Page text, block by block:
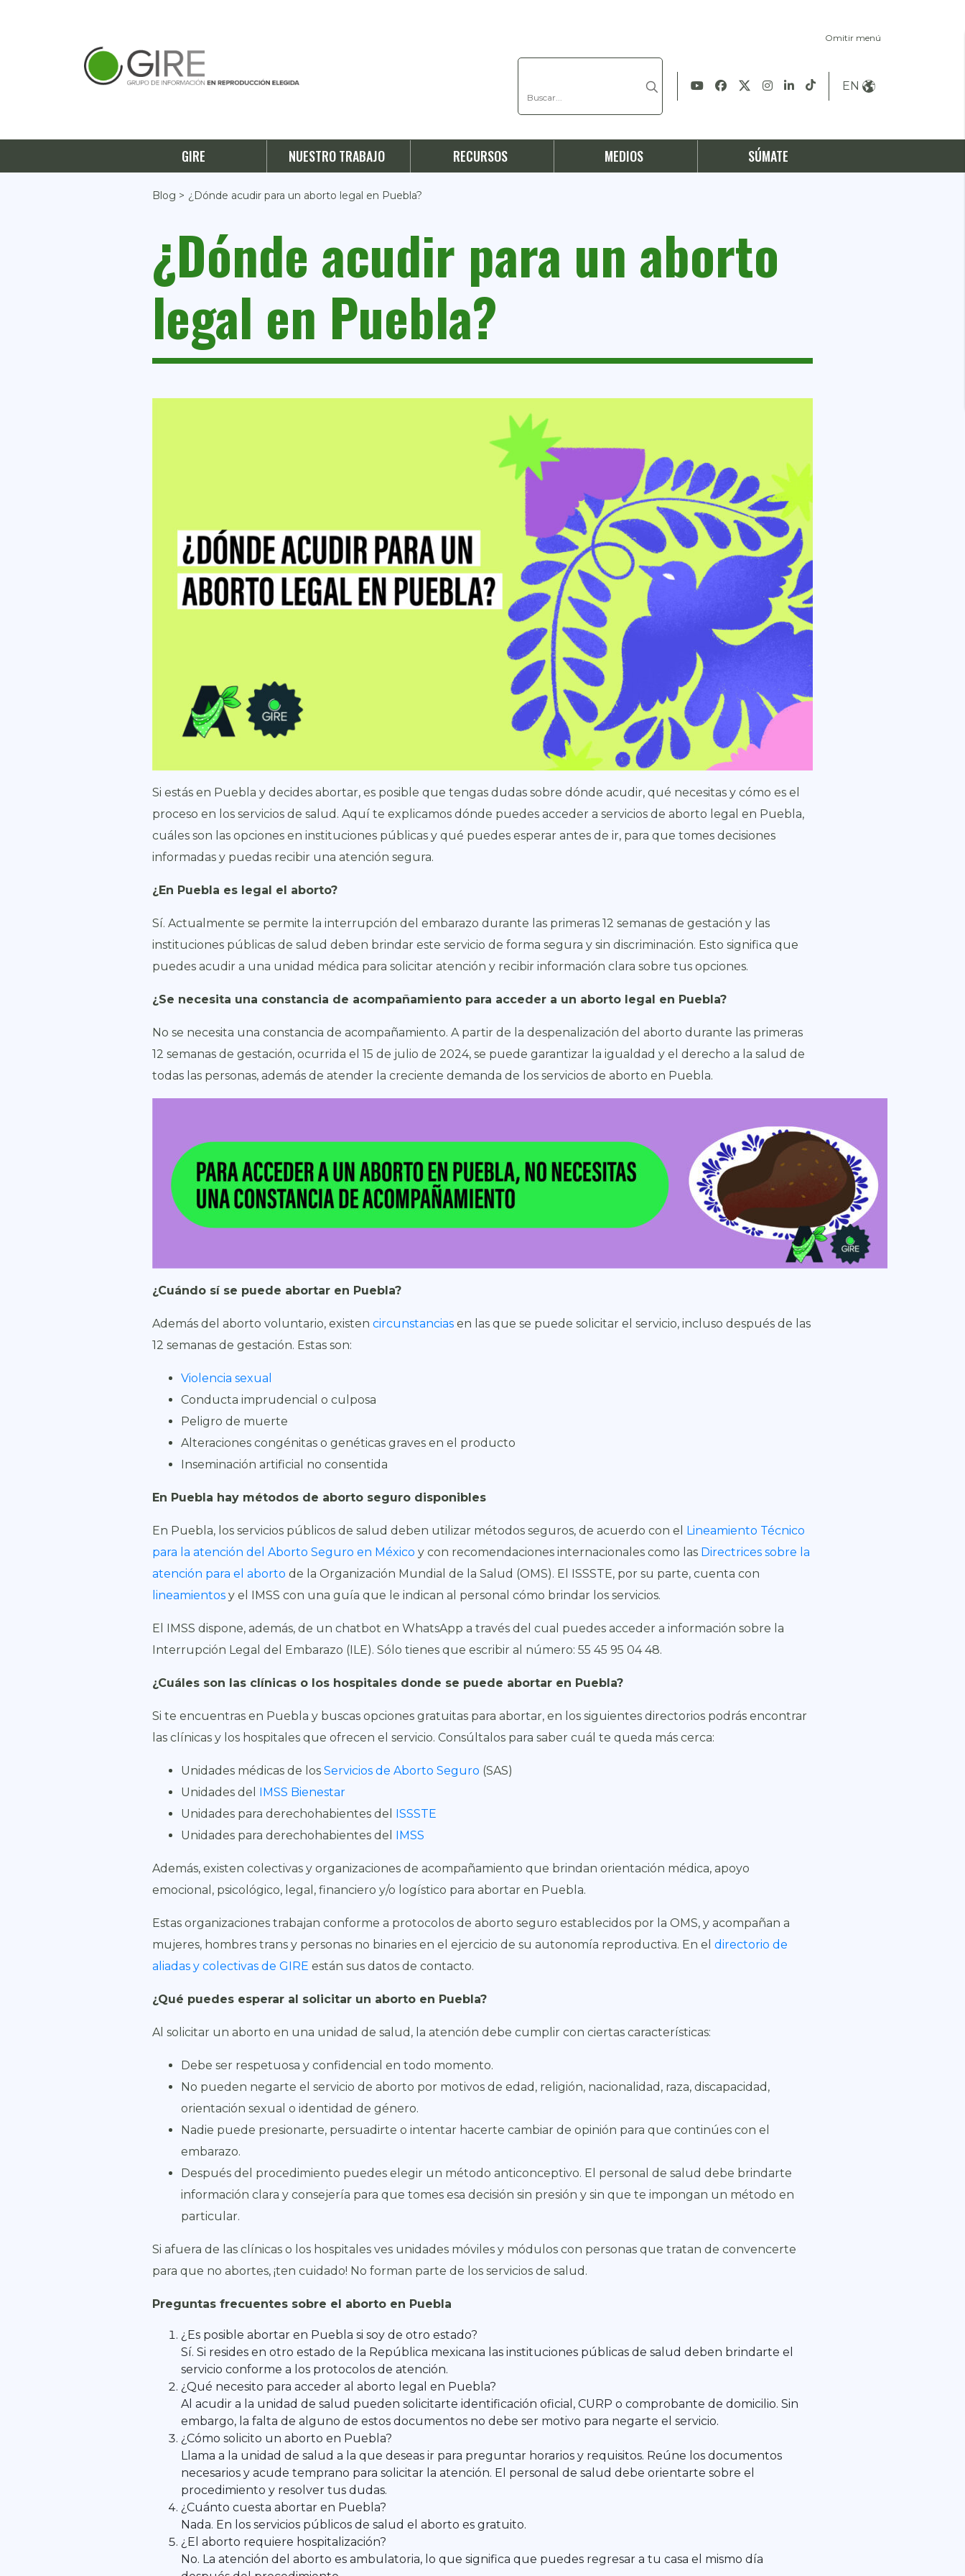
Omitir menú
EN
GIRE NUESTRO TRABAJO RECURSOS MEDIOS SÚMATE
Blog > ¿Dónde acudir para un aborto legal en Puebla?
¿Dónde acudir para un aborto
legal en Puebla?
Si estás en Puebla y decides abortar, es posible que tengas dudas sobre dónde acudir, qué necesitas y cómo es el
proceso en los servicios de salud. Aquí te explicamos dónde puedes acceder a servicios de aborto legal en Puebla,
cuáles son las opciones en instituciones públicas y qué puedes esperar antes de ir, para que tomes decisiones
informadas y puedas recibir una atención segura.
¿En Puebla es legal el aborto?
Sí. Actualmente se permite la interrupción del embarazo durante las primeras 12 semanas de gestación y las
instituciones públicas de salud deben brindar este servicio de forma segura y sin discriminación. Esto significa que
puedes acudir a una unidad médica para solicitar atención y recibir información clara sobre tus opciones.
¿Se necesita una constancia de acompañamiento para acceder a un aborto legal en Puebla?
No se necesita una constancia de acompañamiento. A partir de la despenalización del aborto durante las primeras
12 semanas de gestación, ocurrida el 15 de julio de 2024, se puede garantizar la igualdad y el derecho a la salud de
todas las personas, además de atender la creciente demanda de los servicios de aborto en Puebla.
¿Cuándo sí se puede abortar en Puebla?
Además del aborto voluntario, existen circunstancias en las que se puede solicitar el servicio, incluso después de las
12 semanas de gestación. Estas son:
Violencia sexual
Conducta imprudencial o culposa
Peligro de muerte
Alteraciones congénitas o genéticas graves en el producto
Inseminación artificial no consentida
En Puebla hay métodos de aborto seguro disponibles
En Puebla, los servicios públicos de salud deben utilizar métodos seguros, de acuerdo con el Lineamiento Técnico
para la atención del Aborto Seguro en México y con recomendaciones internacionales como las Directrices sobre la
atención para el aborto de la Organización Mundial de la Salud (OMS). El ISSSTE, por su parte, cuenta con
lineamientos y el IMSS con una guía que le indican al personal cómo brindar los servicios.
El IMSS dispone, además, de un chatbot en WhatsApp a través del cual puedes acceder a información sobre la
Interrupción Legal del Embarazo (ILE). Sólo tienes que escribir al número: 55 45 95 04 48.
¿Cuáles son las clínicas o los hospitales donde se puede abortar en Puebla?
Si te encuentras en Puebla y buscas opciones gratuitas para abortar, en los siguientes directorios podrás encontrar
las clínicas y los hospitales que ofrecen el servicio. Consúltalos para saber cuál te queda más cerca:
Unidades médicas de los Servicios de Aborto Seguro (SAS)
Unidades del IMSS Bienestar
Unidades para derechohabientes del ISSSTE
Unidades para derechohabientes del IMSS
Además, existen colectivas y organizaciones de acompañamiento que brindan orientación médica, apoyo
emocional, psicológico, legal, financiero y/o logístico para abortar en Puebla.
Estas organizaciones trabajan conforme a protocolos de aborto seguro establecidos por la OMS, y acompañan a
mujeres, hombres trans y personas no binaries en el ejercicio de su autonomía reproductiva. En el directorio de
aliadas y colectivas de GIRE están sus datos de contacto.
¿Qué puedes esperar al solicitar un aborto en Puebla?
Al solicitar un aborto en una unidad de salud, la atención debe cumplir con ciertas características:
Debe ser respetuosa y confidencial en todo momento.
No pueden negarte el servicio de aborto por motivos de edad, religión, nacionalidad, raza, discapacidad,
orientación sexual o identidad de género.
Nadie puede presionarte, persuadirte o intentar hacerte cambiar de opinión para que continúes con el
embarazo.
Después del procedimiento puedes elegir un método anticonceptivo. El personal de salud debe brindarte
información clara y consejería para que tomes esa decisión sin presión y sin que te impongan un método en
particular.
Si afuera de las clínicas o los hospitales ves unidades móviles y módulos con personas que tratan de convencerte
para que no abortes, ¡ten cuidado! No forman parte de los servicios de salud.
Preguntas frecuentes sobre el aborto en Puebla
¿Es posible abortar en Puebla si soy de otro estado?
Sí. Si resides en otro estado de la República mexicana las instituciones públicas de salud deben brindarte el
servicio conforme a los protocolos de atención.
¿Qué necesito para acceder al aborto legal en Puebla?
Al acudir a la unidad de salud pueden solicitarte identificación oficial, CURP o comprobante de domicilio. Sin
embargo, la falta de alguno de estos documentos no debe ser motivo para negarte el servicio.
¿Cómo solicito un aborto en Puebla?
Llama a la unidad de salud a la que deseas ir para preguntar horarios y requisitos. Reúne los documentos
necesarios y acude temprano para solicitar la atención. El personal de salud debe orientarte sobre el
procedimiento y resolver tus dudas.
¿Cuánto cuesta abortar en Puebla?
Nada. En los servicios públicos de salud el aborto es gratuito.
¿El aborto requiere hospitalización?
No. La atención del aborto es ambulatoria, lo que significa que puedes regresar a tu casa el mismo día